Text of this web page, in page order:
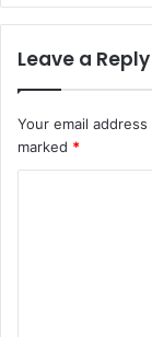
Leave a Reply
Your email
marked *